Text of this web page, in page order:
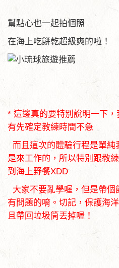
幫點心也一起拍個照
在海上吃餅乾超級爽的啦！
* 這邊真的要特別說明一下
有先確定教練時間不急
而且這次的體驗行程是單
是來工作的，所以特別跟教
到海上野餐XDD
大家不要亂學喔，但是帶
有問題的唷。切記，保護海
且帶回垃圾筒丟掉喔！